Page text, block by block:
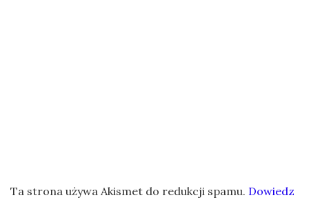
Ta strona używa Akismet do redukcji spamu. Dowiedz